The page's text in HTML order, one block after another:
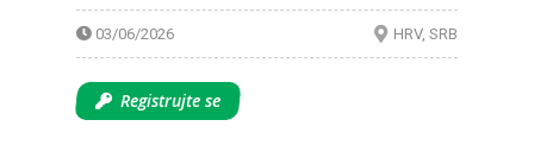
03/06/2026 HRV SRB
Registrujte se